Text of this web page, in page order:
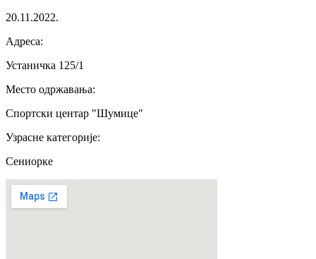
20.11.2022.
Адреса:
Устаничка 125/1
Место одржавања:
Спортски центар "Шумице"
Узрасне категорије:
Сениорке